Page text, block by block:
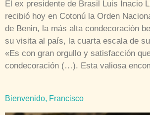
El ex presidente de Brasil Luis Inacio
recibió hoy en Cotonú la Orden
de Benin, la más alta condecoración
su visita al país, la cuarta escala de
«Es con gran orgullo y satisfacción
condecoración (…). Esta valiosa
Bienvenido, Francisco